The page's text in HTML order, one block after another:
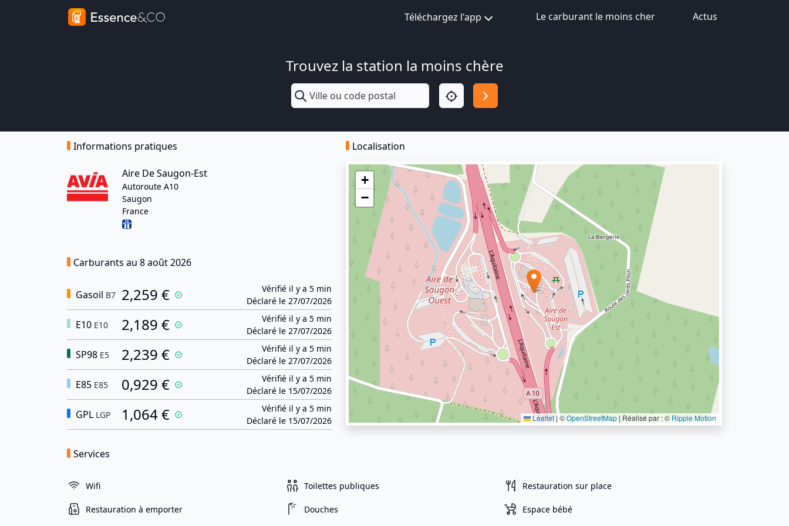
Téléchargez l'app Le carburant le moins cher Actus
Trouvez la station la moins chère
Informations pratiques
Aire De Saugon-Est
Autoroute A10
Saugon
France
Carburants au 8 août 2026
Gasoil B7 2,259 €
Vérifié il y a 5 min
Déclaré le 27/07/2026
E10 E10 2,189 €
Vérifié il y a 5 min
Déclaré le 27/07/2026
SP98 E5 2,239 €
Vérifié il y a 5 min
Déclaré le 27/07/2026
E85 E85 0,929 €
Vérifié il y a 5 min
Déclaré le 15/07/2026
GPL LGP 1,064 €
Vérifié il y a 5 min
Déclaré le 15/07/2026
Localisation
+
−
Leaflet | ©OpenStreetMap | Réalisé par : © Ripple Motion
Services
Wifi Toilettes publiques Restauration sur place
Restauration à emporter Douches Espace bébé